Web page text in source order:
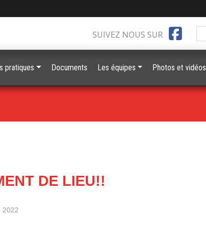
DE LIEU!!
2022
SUIVEZ NOUS SUR
pratiques Documents Les équipes Photos et vidéos